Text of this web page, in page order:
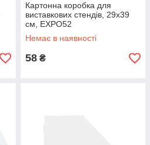
Картонна коробка для
виставкових стендів, 29х39
см, EXPO52
Немає в наявності
58 ₴